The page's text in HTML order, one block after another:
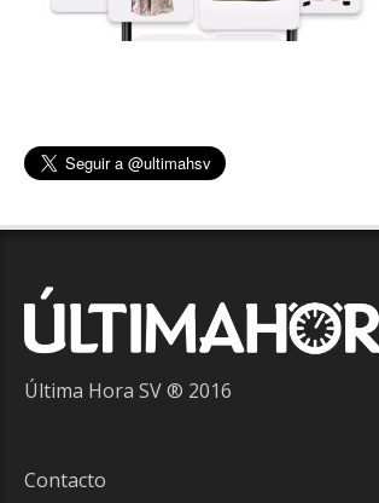
Última Hora SV ® 2016
Contacto